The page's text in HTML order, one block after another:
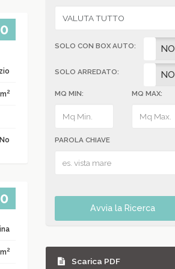
2
No
2
SOLO CON BOX AUTO:
SI NO
SOLO ARREDATO:SI NO
MQ MIN: MQ MAX:
PAROLA CHIAVE
Avvia la Ricerca
Scarica PDF